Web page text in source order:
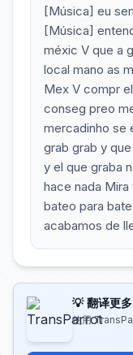
[Música] eu
[Música]
méxic V que a
local mano as
Mex V compr
conseg preo
mercadinho se
grab grab y
y el que graba
hace nada
bateo para
acabamos de
💡 翻译更
使用